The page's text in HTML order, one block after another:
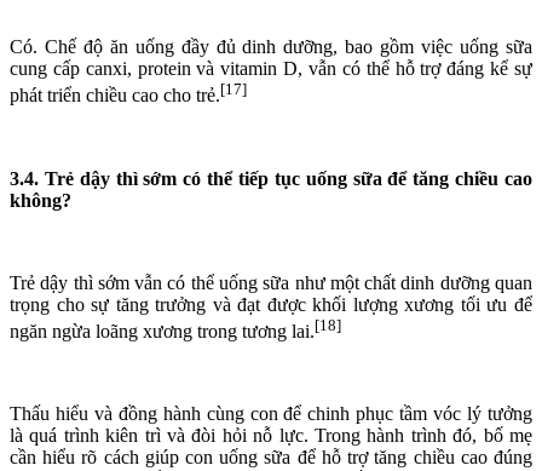
Có. Chế độ ăn uống đầy đủ dinh dưỡng, bao gồm việc uống sữa
cung cấp canxi, protein và vitamin D, vẫn có thể hỗ trợ đáng kể sự
phát triển chiều cao cho trẻ.[17]
3.4. Trẻ dậy thì sớm có thể tiếp tục uống sữa để tăng chiều cao
không?
Trẻ dậy thì sớm vẫn có thể uống sữa như một chất dinh dưỡng quan
trọng cho sự tăng trưởng và đạt được khối lượng xương tối ưu để
ngăn ngừa loãng xương trong tương lai.[18]
Thấu hiểu và đồng hành cùng con để chinh phục tầm vóc lý tưởng
là quá trình kiên trì và đòi hỏi nỗ lực. Trong hành trình đó, bố mẹ
cần hiểu rõ cách giúp con uống sữa để hỗ trợ tăng chiều cao đúng